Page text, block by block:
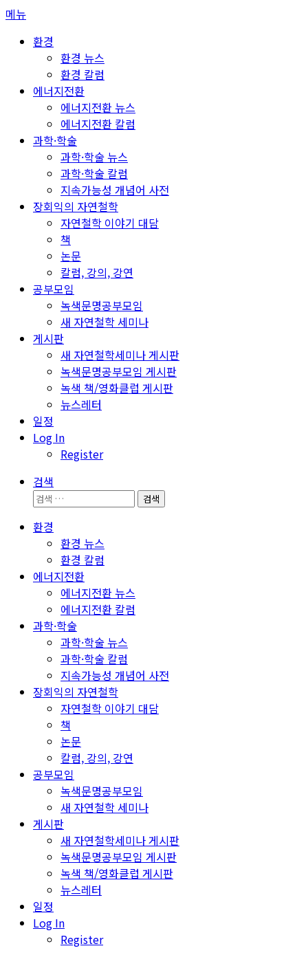
콘
메뉴
환경
환경 뉴스
환경 칼럼
에너지전환
에너지전환 뉴스
에너지전환 칼럼
과학·학술
과학·학술 뉴스
과학·학술 칼럼
지속가능성 개념어 사전
장회익의 자연철학
자연철학 이야기 대담
책
논문
칼럼, 강의, 강연
공부모임
녹색문명공부모임
새 자연철학 세미나
게시판
새 자연철학세미나 게시판
녹색문명공부모임 게시판
녹색 책/영화클럽 게시판
뉴스레터
일정
Log In
Register
검색
검
환경
환경 뉴스
환경 칼럼
에너지전환
에너지전환 뉴스
에너지전환 칼럼
과학·학술
과학·학술 뉴스
과학·학술 칼럼
지속가능성 개념어 사전
장회익의 자연철학
자연철학 이야기 대담
책
논문
칼럼, 강의, 강연
공부모임
녹색문명공부모임
새 자연철학 세미나
게시판
새 자연철학세미나 게시판
녹색문명공부모임 게시판
녹색 책/영화클럽 게시판
뉴스레터
일정
Log In
Register